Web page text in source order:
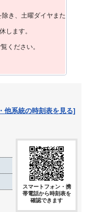
き、⼟曜ダイヤまた
します。
ください。
他系統の時刻表を見る]
スマートフォン・携
帯電話から時刻表を
確認できます